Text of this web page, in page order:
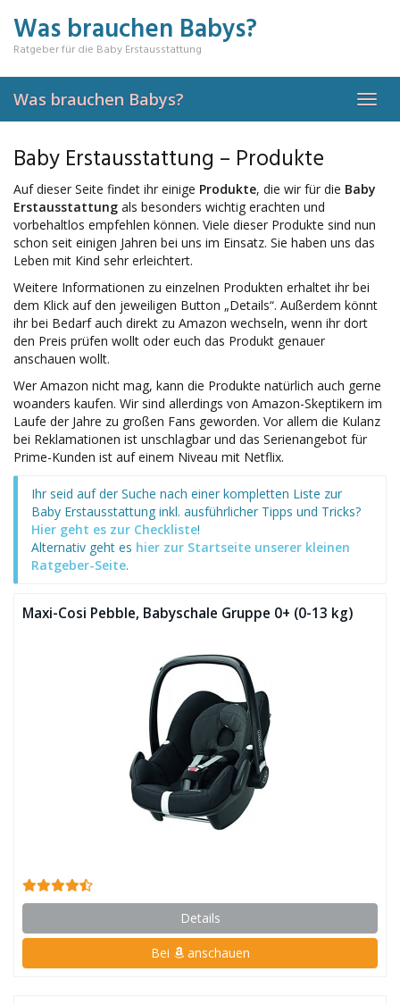
mainWas brauchen Babys?
Ratgeber für die Baby Erstausstattung
Was brauchen Babys?
Baby Erstausstattung – Produkte
Auf dieser Seite findet ihr einige Produkte, die wir für die Baby
Erstausstattung als besonders wichtig erachten und
vorbehaltlos empfehlen können. Viele dieser Produkte sind nun
schon seit einigen Jahren bei uns im Einsatz. Sie haben uns das
Leben mit Kind sehr erleichtert.
Weitere Informationen zu einzelnen Produkten erhaltet ihr bei
dem Klick auf den jeweiligen Button „Details“. Außerdem könnt
ihr bei Bedarf auch direkt zu Amazon wechseln, wenn ihr dort
den Preis prüfen wollt oder euch das Produkt genauer
anschauen wollt.
Wer Amazon nicht mag, kann die Produkte natürlich auch gerne
woanders kaufen. Wir sind allerdings von Amazon-Skeptikern im
Laufe der Jahre zu großen Fans geworden. Vor allem die Kulanz
bei Reklamationen ist unschlagbar und das Serienangebot für
Prime-Kunden ist auf einem Niveau mit Netflix.
Ihr seid auf der Suche nach einer kompletten Liste zur
Baby Erstausstattung inkl. ausführlicher Tipps und Tricks?
Hier geht es zur Checkliste!
Alternativ geht es hier zur Startseite unserer kleinen
Ratgeber-Seite.
Maxi-Cosi Pebble, Babyschale Gruppe 0+ (0-13 kg)
Details
Bei anschauen